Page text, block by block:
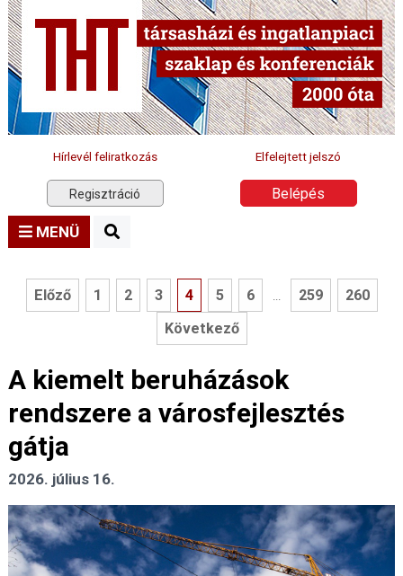
Hírlevél feliratkozás Elfelejtett jelszó
Regisztráció Belépés
MENÜ
Előző 1 2 3 4 5 6 ... 259
260
Következő
A kiemelt beruházások
rendszere a városfejlesztés
gátja
2026. július 16.